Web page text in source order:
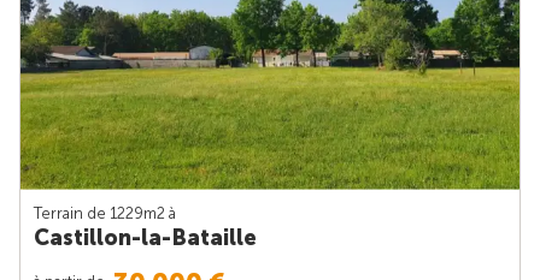
Terrain de 1229m2 à
Castillon-la-Bataille